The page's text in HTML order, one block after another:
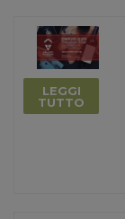
LEGGI
TUTTO